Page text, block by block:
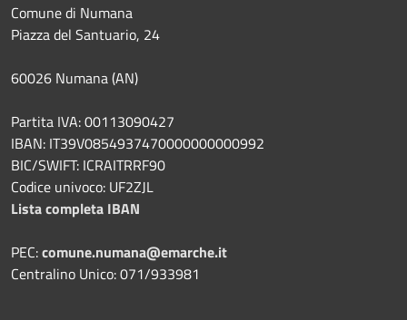
Comune di Numana
Piazza del Santuario, 24
60026 Numana (AN)
Partita IVA: 00113090427
IBAN: IT39V0854937470000000000992
BIC/SWIFT: ICRAITRRF90
Codice univoco: UF2ZJL
Lista completa IBAN
PEC:comune.numana@emarche.it
Centralino Unico: 071/933981